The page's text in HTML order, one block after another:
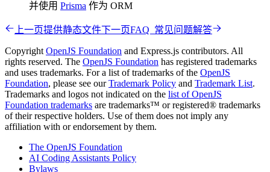
并使用 Prisma 作为 ORM
上一页提供静态文件下一页FAQ 常见问题解答
Copyright OpenJS Foundation and Express.js contributors. All
rights reserved. The OpenJS Foundation has registered trademarks
and uses trademarks. For a list of trademarks of the OpenJS
Foundation, please see ourTrademark Policy and Trademark List.
Trademarks and logos not indicated on the list of OpenJS
Foundation trademarks are trademarks™ or registered® trademarks
of their respective holders. Use of them does not imply any
affiliation with or endorsement by them.
The OpenJS Foundation
AI Coding Assistants Policy
Bylaws